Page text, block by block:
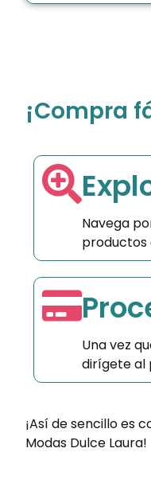
¡Compra
Navega
productos
Una vez
dirígete al
¡Así de sencillo es
Modas Dulce Laura!